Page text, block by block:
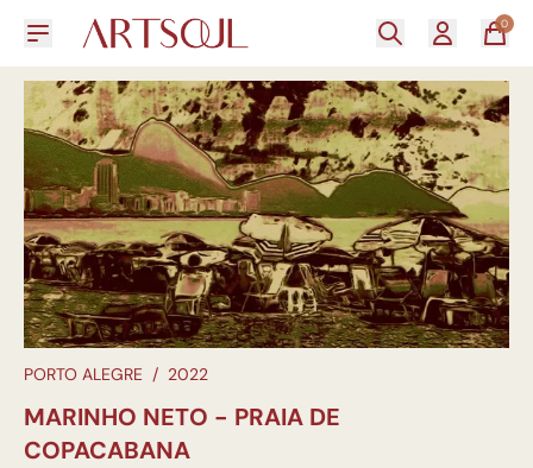
0
PORTO ALEGRE / 2022
MARINHO NETO - PRAIA DE
COPACABANA